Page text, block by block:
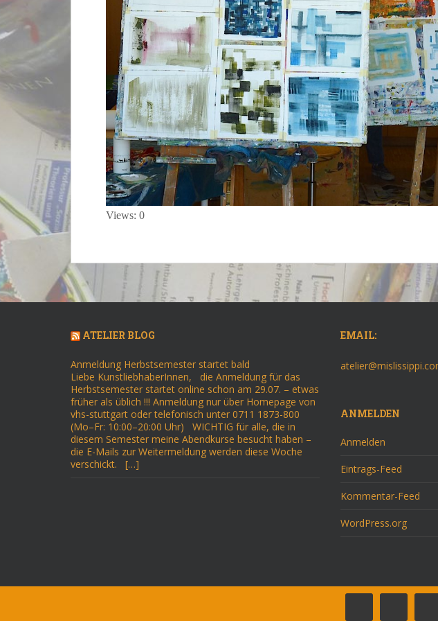
Views: 0
ATELIER BLOG
Anmeldung Herbstsemester startet bald
Liebe KunstliebhaberInnen, die Anmeldung für das
Herbstsemester startet online schon am 29.07. – etwas
früher als üblich !!! Anmeldung nur über Homepage von
vhs-stuttgart oder telefonisch unter 0711 1873-800
(Mo–Fr: 10:00–20:00 Uhr) WICHTIG für alle, die in
diesem Semester meine Abendkurse besucht haben –
die E-Mails zur Weitermeldung werden diese Woche
verschickt. […]
EMAIL:
ANMELDEN
Anmelden
Eintrags-Feed
Kommentar-Feed
WordPress.org